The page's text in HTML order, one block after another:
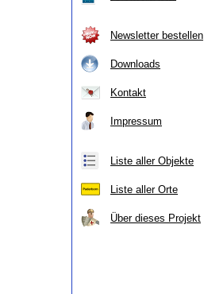
Newsletter bestellen
Downloads
Kontakt
Impressum
Liste aller Objekte
Liste aller Orte
Über dieses Projekt